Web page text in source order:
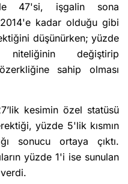
47'si, işgalin sona
2014'e kadar olduğu gibi
düşünürken; yüzde
değiştirip
sahip olması
kesimin özel statüsü
yüzde 5'lik kısmın
sonucu ortaya çıktı.
yüzde 1'i ise sunulan